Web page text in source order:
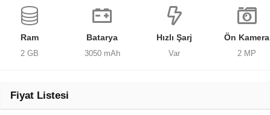
Ram
2 GB
Batarya
3050 mAh
Hızlı Şarj
Var
Ön Kamera
2 MP
Fiyat Listesi